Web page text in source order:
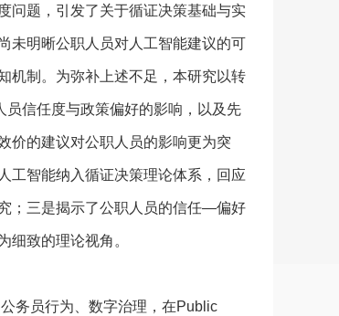
问题，引发了关于循证决策基础与实
未明晰公职人员对人工智能建议的可
机制。为弥补上述不足，本研究以转
信任度与政策偏好的影响，以及先
价的建议对公职人员的影响更为突
工智能纳入循证决策理论体系，回应
；三是揭示了公职人员的信任—偏好
细致的理论视角。
务员行为、数字治理，在Public